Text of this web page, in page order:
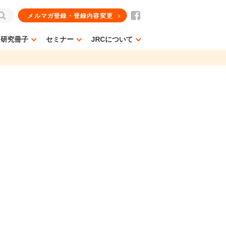
研究冊子 セミナー JRCについて
メルマガ登録・登録内容変更